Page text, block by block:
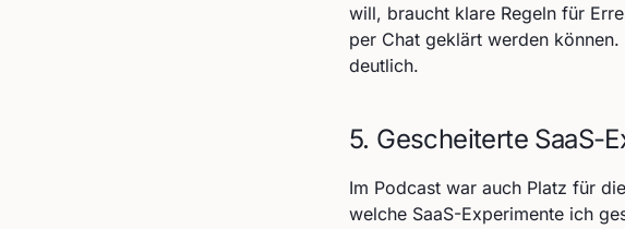
will, braucht klare Regeln für
per Chat geklärt werden
deutlich.
5. Gescheiterte SaaS-
Im Podcast war auch Platz für
welche SaaS-Experimente ich